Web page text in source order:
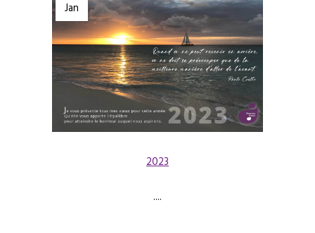
Jan
2023
....